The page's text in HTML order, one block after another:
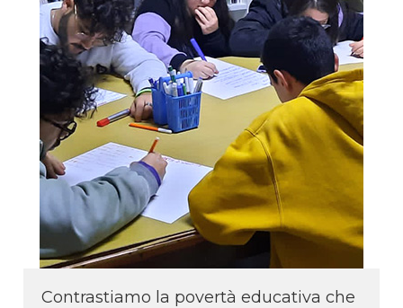
Contrastiamo la povertà educativa che